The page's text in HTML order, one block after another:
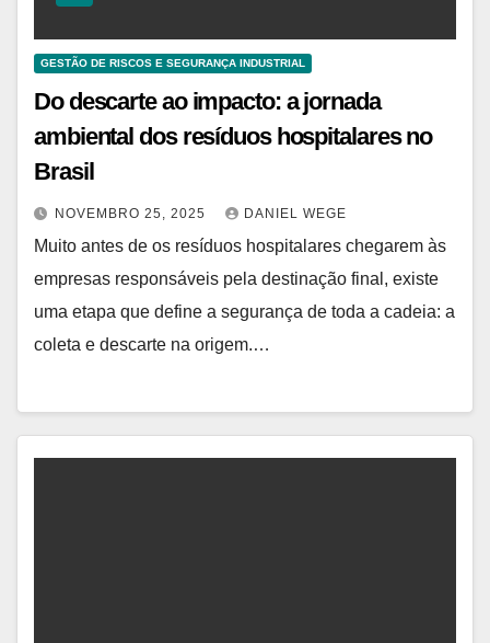
GESTÃO DE RISCOS E SEGURANÇA INDUSTRIAL
Do descarte ao impacto: a jornada
ambiental dos resíduos hospitalares no
Brasil
NOVEMBRO 25, 2025 DANIEL WEGE
Muito antes de os resíduos hospitalares chegarem às
empresas responsáveis pela destinação final, existe
uma etapa que define a segurança de toda a cadeia: a
coleta e descarte na origem.…